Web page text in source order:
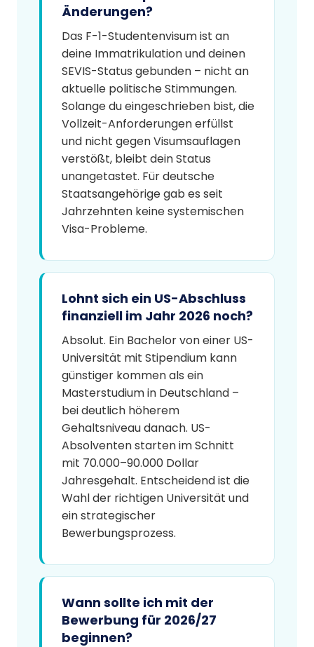
Änderungen?
Das F-1-Studentenvisum ist an
deine Immatrikulation und deinen
SEVIS-Status gebunden – nicht an
aktuelle politische Stimmungen.
Solange du eingeschrieben bist, die
Vollzeit-Anforderungen erfüllst
und nicht gegen Visumsauflagen
verstößt, bleibt dein Status
unangetastet. Für deutsche
Staatsangehörige gab es seit
Jahrzehnten keine systemischen
Visa-Probleme.
Lohnt sich ein US-Abschluss
finanziell im Jahr 2026 noch?
Absolut. Ein Bachelor von einer US-
Universität mit Stipendium kann
günstiger kommen als ein
Masterstudium in Deutschland –
bei deutlich höherem
Gehaltsniveau danach. US-
Absolventen starten im Schnitt
mit 70.000–90.000 Dollar
Jahresgehalt. Entscheidend ist die
Wahl der richtigen Universität und
ein strategischer
Bewerbungsprozess.
Wann sollte ich mit der
Bewerbung für 2026/27
beginnen?